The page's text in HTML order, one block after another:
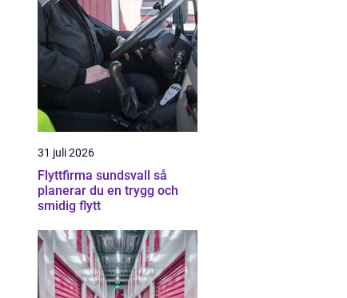
31 juli 2026
Flyttfirma sundsvall så
planerar du en trygg och
smidig flytt